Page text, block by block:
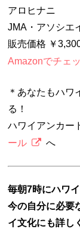
アロヒナニ
JMA・アソシエ
販売価格 ￥
Amazonでチェ
＊あなたもハワ
る！
ハワイアンカー
ール
へ
毎朝7時にハワ
今の自分に必要
イ文化にも詳し